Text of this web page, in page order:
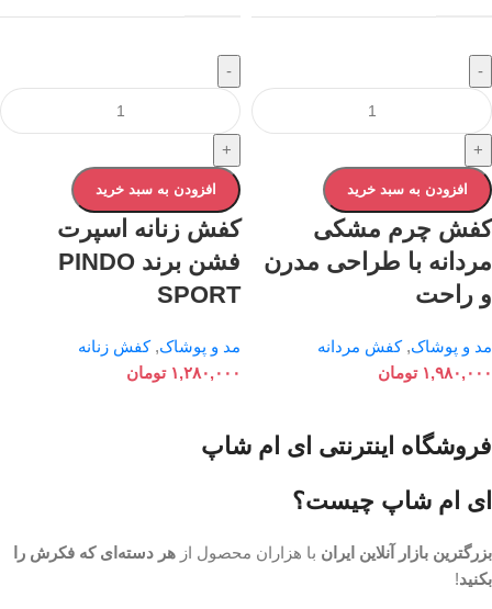
-
+
افزودن به سبد خرید
کفش چرم مشکی
مردانه با طراحی مدرن
و راحت
مد و پوشاک, کفش مردانه
۱,۹۸۰,۰۰۰ تومان
-
+
افزودن به سبد خرید
کفش زنانه اسپرت
فشن برند PINDO
SPORT
مد و پوشاک, کفش زنانه
۱,۲۸۰,۰۰۰ تومان
فروشگاه اینترنتی ای ام شاپ
ای ام شاپ چیست؟
بزرگترین بازار آنلاین ایران با هزاران محصول از هر دسته‌ای که فکرش را
بکنید!